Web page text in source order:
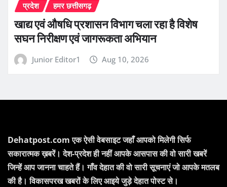
प्रदेश हमर छत्तीसगढ़
खाद्य एवं औषधि प्रशासन विभाग चला रहा है विशेष
सघन निरीक्षण एवं जागरूकता अभियान
Junior Editor1 Aug 10, 2026
Dehatpost.com एक ऐसी वेबसाइट जहाँ आपको मिलेगी सिर्फ
सकारात्मक ख़बरें। देश-प्रदेश ही नहीं आपके आसपास की वो सारी खबरें
जिन्हें आप जानना चाहते हैं। गाँव देहात की वो सारी सूचनाएं जो आपके मतलब
की है। विकासपरख खबरों के लिए आइये जुड़े देहात पोस्ट से।